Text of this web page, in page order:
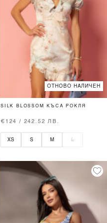
ОТНОВО НАЛИЧЕН
SILK BLOSSOM КЪСА РОКЛЯ
€124 / 242.52 ЛВ.
XS S M L